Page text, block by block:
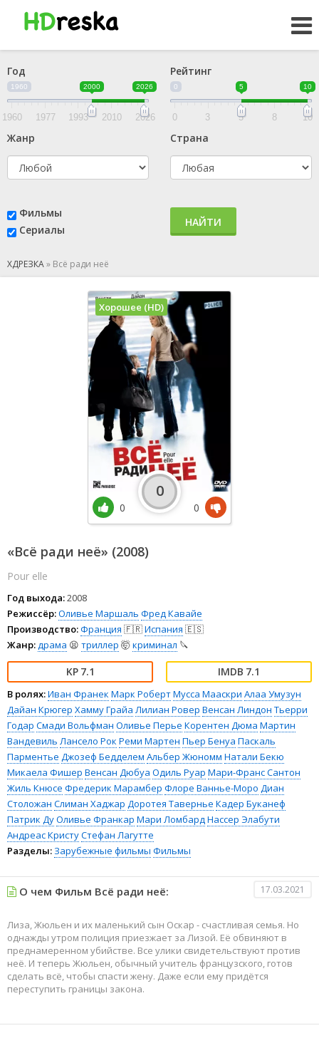
Год
1960 2000 2026
1960 1977 1993 2010 2026
Рейтинг
0 5 10
0 3 5 8 10
Жанр Страна
Фильмы
Сериалы
НАЙТИ
ХДРЕЗКА» Всё ради неё
«Всё ради неё» (2008)
Pour elle
Год выхода:2008
Режиссёр:Оливье Маршаль Фред Кавайе
Производство:Франция 🇫🇷Испания 🇪🇸
Жанр:драма 😫 триллер 🤯криминал 🔪
7.1 7.1
В ролях:Иван Франек Марк РобертМусса Мааскри Алаа Умузун
Дайан Крюгер Хамму Грайа Лилиан Ровер Венсан Линдон Тьерри
Годар Смади Вольфман Оливье Перье Корентен Дюма Мартин
Вандевиль Лансело Рок Реми Мартен Пьер Бенуа Паскаль
Парментье Джозеф Бедделем Альбер Жюномм Натали Бекю
Микаела Фишер Венсан Дюбуа Одиль Руар Мари-Франс Сантон
Жиль Кнюсе Фредерик Марамбер Флоре Ваннье-Моро Диан
Столожан Слиман Хаджар Доротея Тавернье Кадер Буканеф
Патрик ДуОливье Франкар Мари ЛомбардНассер Элабути
Андреас КристуСтефан Лагутте
Разделы: Зарубежные фильмы Фильмы
Хорошее (HD)
0
0
0
О чем Фильм Всё ради неё: 17.03.2021
Лиза, Жюльен и их маленький сын Оскар - счастливая семья. Но
однажды утром полиция приезжает за Лизой. Её обвиняют в
преднамеренном убийстве. Все улики свидетельствуют против
неё. И теперь Жюльен, обычный учитель французского, готов
сделать всё, чтобы спасти жену. Даже если ему придётся
переступить границы закона.